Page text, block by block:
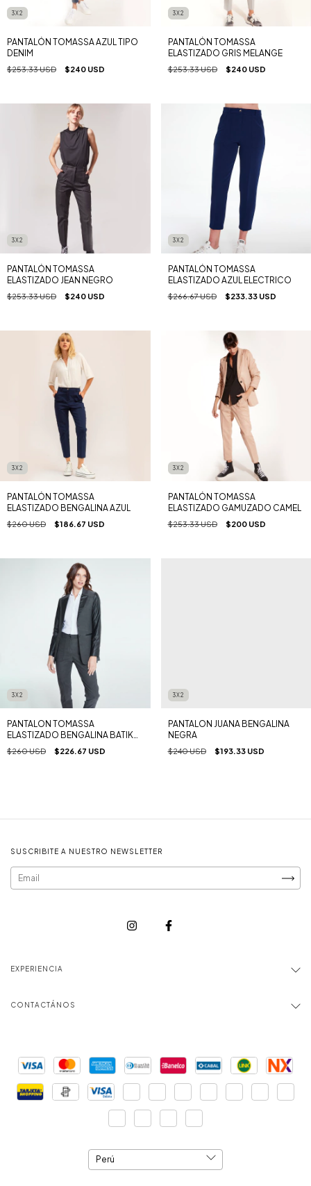
3X2
PANTALÓN TOMASSA AZUL TIPO
DENIM
$253.33 USD $240 USD
3X2
PANTALÓN TOMASSA
ELASTIZADO GRIS MELANGE
$253.33 USD $240 USD
3X2
PANTALÓN TOMASSA
ELASTIZADO JEAN NEGRO
$253.33 USD $240 USD
3X2
PANTALÓN TOMASSA
ELASTIZADO AZUL ELECTRICO
$266.67 USD $233.33 USD
3X2
PANTALÓN TOMASSA
ELASTIZADO BENGALINA AZUL
$260 USD $186.67 USD
3X2
PANTALÓN TOMASSA
ELASTIZADO GAMUZADO CAMEL
$253.33 USD $200 USD
3X2
PANTALON TOMASSA
ELASTIZADO BENGALINA BATIK
GRIS
$260 USD $226.67 USD
3X2
PANTALON JUANA BENGALINA
NEGRA
$240 USD $193.33 USD
SUSCRIBITE A NUESTRO NEWSLETTER
EXPERIENCIA
CONTACTÁNOS